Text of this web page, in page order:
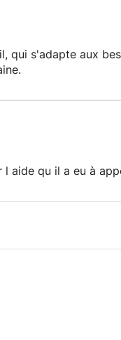
qui s'adapte aux
aide qu il a eu à